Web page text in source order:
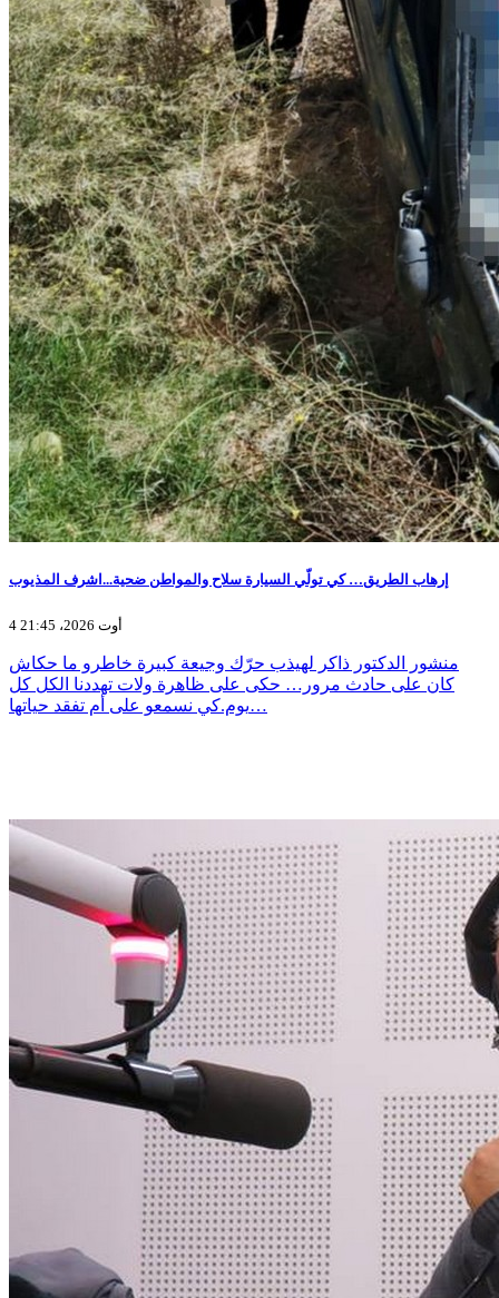
إرهاب الطريق… كي تولّي السيارة سلاح والمواطن ضحية...اشرف المذيوب
4 أوت 2026، 21:45
منشور الدكتور ذاكر لهيذب حرّك وجيعة كبيرة خاطرو ما حكاش
كان على حادث مرور… حكى على ظاهرة ولات تهددنا الكل كل
يوم.كي نسمعو على أم تفقد حياتها…